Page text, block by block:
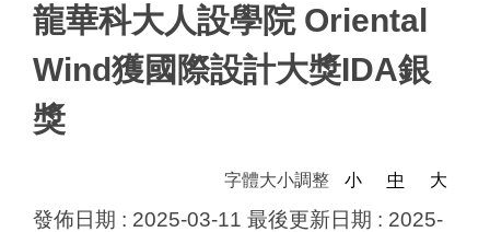
龍華科大人設學院 Oriental
Wind獲國際設計大獎IDA銀
獎
字體大小調整 小 中 大
發佈日期 : 2025-03-11 最後更新日期 : 2025-